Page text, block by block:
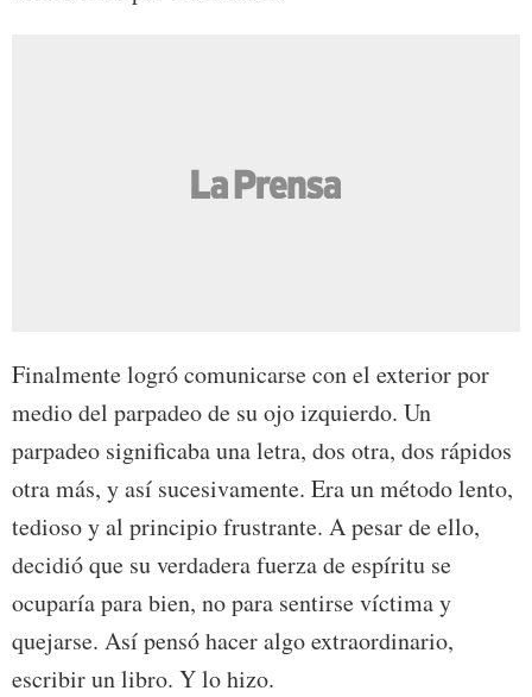
Finalmente logró comunicarse con el exterior por
medio del parpadeo de su ojo izquierdo. Un
parpadeo significaba una letra, dos otra, dos rápidos
otra más, y así sucesivamente. Era un método lento,
tedioso y al principio frustrante. A pesar de ello,
decidió que su verdadera fuerza de espíritu se
ocuparía para bien, no para sentirse víctima y
quejarse. Así pensó hacer algo extraordinario,
escribir un libro. Y lo hizo.